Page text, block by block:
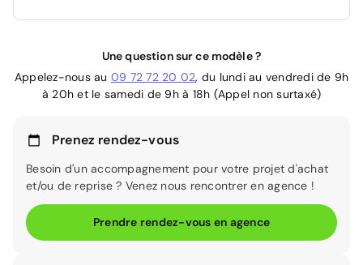
Une question sur ce modèle ?
Appelez-nous au 09 72 72 20 02, du lundi au vendredi de 9h
à 20h et le samedi de 9h à 18h (Appel non surtaxé)
Prenez rendez-vous
Besoin d'un accompagnement pour votre projet d'achat
et/ou de reprise ? Venez nous rencontrer en agence !
Prendre rendez-vous en agence